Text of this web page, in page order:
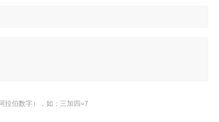
拉伯数字），如：三加四=7